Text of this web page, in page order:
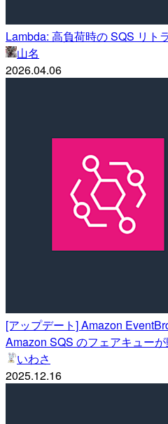
Lambda: 高負荷時の SQS リト
山名
2026.04.06
[アップデート] Amazon
Amazon SQS のフェアキュー
いわさ
2025.12.16